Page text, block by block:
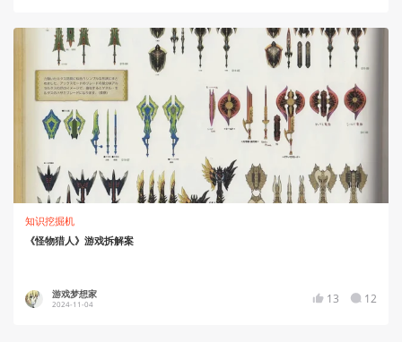
知识挖掘机
《怪物猎人》游戏拆解案
游戏梦想家
2024-11-04 13 12